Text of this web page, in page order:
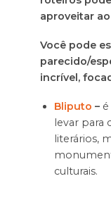
aproveitar
Você pode
parecido/
incrível,
Bliputo –
levar para
literários,
culturais.